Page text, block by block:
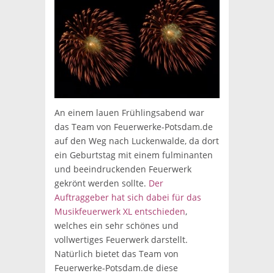
An einem lauen Frühlingsabend war
das Team von Feuerwerke-Potsdam.de
auf den Weg nach Luckenwalde, da dort
ein Geburtstag mit einem fulminanten
und beeindruckenden Feuerwerk
gekrönt werden sollte. Der
Auftraggeber hat sich dabei für das
Musikfeuerwerk XL entschieden,
welches ein sehr schönes und
vollwertiges Feuerwerk darstellt.
Natürlich bietet das Team von
Feuerwerke-Potsdam.de diese